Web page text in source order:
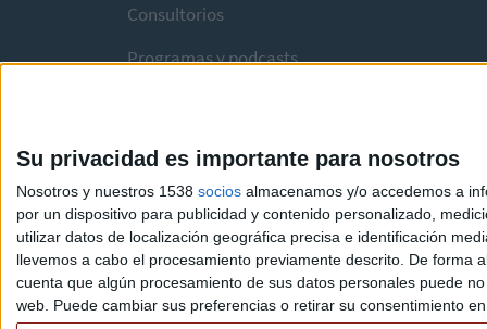
Su privacidad es importante para nosotros
Nosotros y nuestros 1538 socios almacenamos y/o accedemos a
por un dispositivo para publicidad y contenido personalizado,
utilizar datos de localización geográfica precisa e identificación
llevemos a cabo el procesamiento previamente descrito. De forma
cuenta que algún procesamiento de sus datos personales puede
web. Puede cambiar sus preferencias o retirar su consentimiento
Consultorios
Programas y podcasts